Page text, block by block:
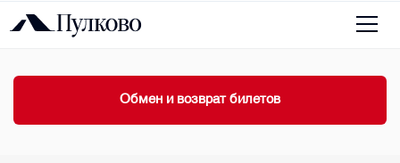
Обмен и возврат билетов